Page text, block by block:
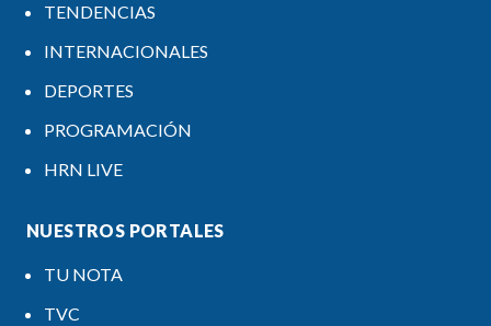
TENDENCIAS
INTERNACIONALES
DEPORTES
PROGRAMACIÓN
HRN LIVE
NUESTROS PORTALES
TU NOTA
TVC